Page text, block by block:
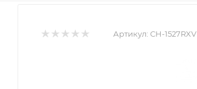
Артикул: CH-1527RXV